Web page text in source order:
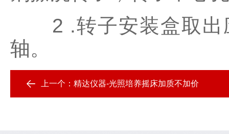
2 .转子安装盒取出
轴。
上一个： 精达仪器-光照培养摇床加质不加价